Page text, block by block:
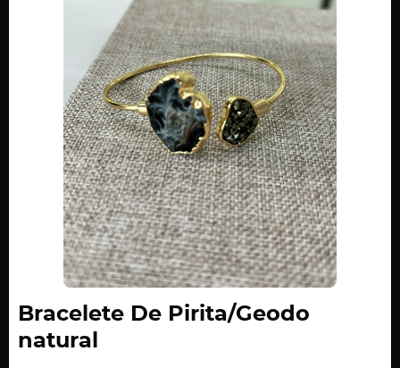
Bracelete De Pirita/Geodo
natural